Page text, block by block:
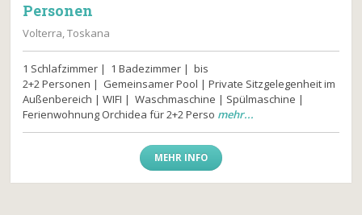
Personen
Volterra, Toskana
1 Schlafzimmer | 1 Badezimmer | bis
2+2 Personen | Gemeinsamer Pool | Private Sitzgelegenheit im
Außenbereich | WIFI | Waschmaschine | Spülmaschine |
Ferienwohnung Orchidea für 2+2 Perso mehr...
MEHR INFO